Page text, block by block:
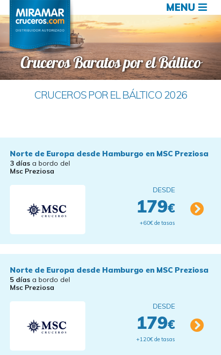
MENU
Cruceros Baratos por el Báltico
CRUCEROS POR EL BÁLTICO 2026
Norte de Europa desde Hamburgo en MSC Preziosa
3 días a bordo del
Msc Preziosa
DESDE
179€
+60€ de tasas
Norte de Europa desde Hamburgo en MSC Preziosa
5 días a bordo del
Msc Preziosa
DESDE
179€
+120€ de tasas